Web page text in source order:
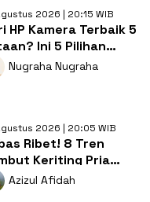
2026 | 20:15 WIB
HP Kamera Terbaik 5
Ini 5 Pilihan
Foto Paling Tajam
Nugraha Nugraha
2026 | 20:05 WIB
Ribet! 8 Tren
Keriting Pria
Wajah Kotak yang
Ditata
Azizul Afidah